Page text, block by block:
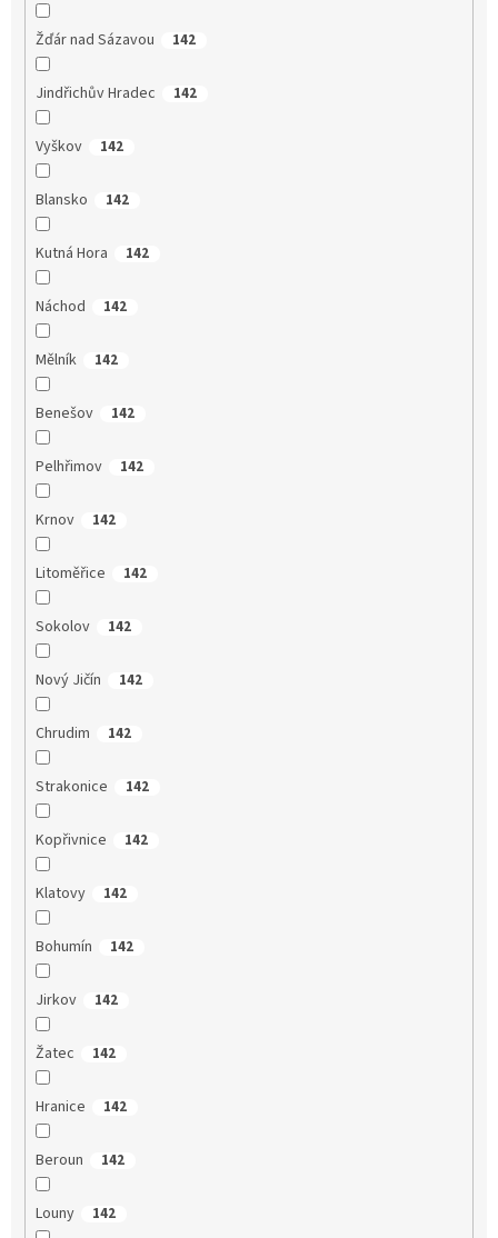
Žďár nad Sázavou 142
Jindřichův Hradec 142
Vyškov 142
Blansko 142
Kutná Hora 142
Náchod 142
Mělník 142
Benešov 142
Pelhřimov 142
Krnov 142
Litoměřice 142
Sokolov 142
Nový Jičín 142
Chrudim 142
Strakonice 142
Kopřivnice 142
Klatovy 142
Bohumín 142
Jirkov 142
Žatec 142
Hranice 142
Beroun 142
Louny 142